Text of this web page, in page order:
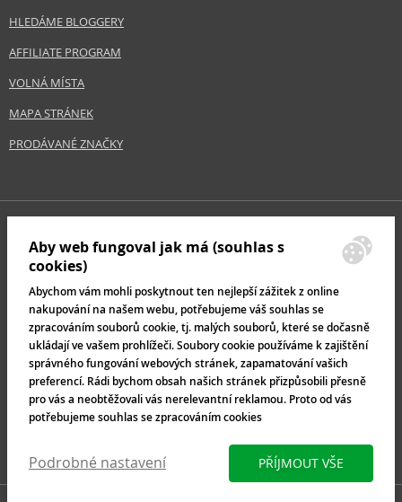
HLEDÁME BLOGGERY
AFFILIATE PROGRAM
VOLNÁ MÍSTA
MAPA STRÁNEK
PRODÁVANÉ ZNAČKY
Aby web fungoval jak má (souhlas s
cookies)
Abychom vám mohli poskytnout ten nejlepší zážitek z online
nakupování na našem webu, potřebujeme váš souhlas se
zpracováním souborů cookie, tj. malých souborů, které se dočasně
ukládají ve vašem prohlížeči. Soubory cookie používáme k zajištění
správného fungování webových stránek, zapamatování vašich
preferencí. Rádi bychom obsah našich stránek přizpůsobili přesně
pro vás a neobtěžovali vás nerelevantní reklamou. Proto od vás
potřebujeme souhlas se zpracováním cookies
Podrobné nastavení PŘÍJMOUT VŠE